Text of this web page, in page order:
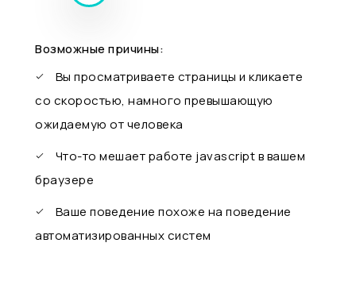
Возможные причины:
Вы просматриваете страницы и кликаете
со скоростью, намного превышающую
ожидаемую от человека
Что-то мешает работе javascript в вашем
браузере
Ваше поведение похоже на поведение
автоматизированных систем